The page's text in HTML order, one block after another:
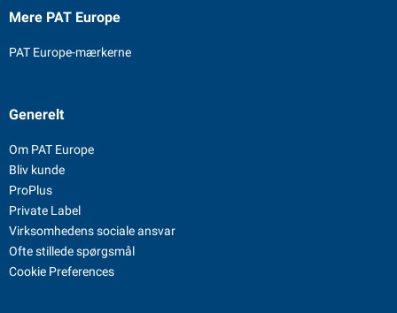
Mere PAT Europe
PAT Europe-mærkerne
Generelt
Om PAT Europe
Bliv kunde
ProPlus
Private Label
Virksomhedens sociale ansvar
Ofte stillede spørgsmål
Cookie Preferences